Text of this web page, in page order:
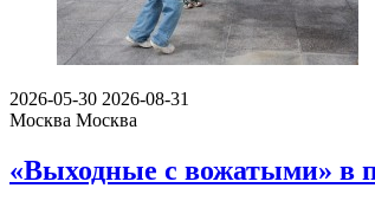
2026-05-30 2026-08-31
Москва Москва
«Выходные с вожатыми» в